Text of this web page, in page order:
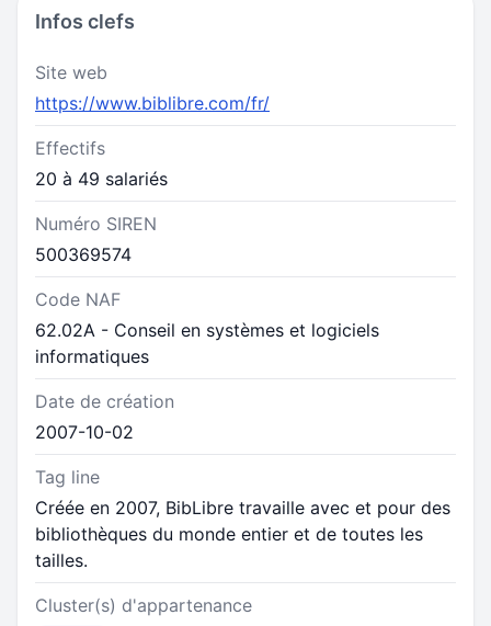
Infos clefs
Site web
https://www.biblibre.com/fr/
Effectifs
20 à 49 salariés
Numéro SIREN
500369574
Code NAF
62.02A - Conseil en systèmes et logiciels
informatiques
Date de création
2007-10-02
Tag line
Créée en 2007, BibLibre travaille avec et pour des
bibliothèques du monde entier et de toutes les
tailles.
Cluster(s) d'appartenance